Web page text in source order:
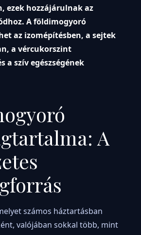
ezek hozzájárulnak az
A földimogyoró
az izomépítésben, a sejtek
a vércukorszint
a szív egészségének
A
számos háztartásban
valójában sokkal több, mint